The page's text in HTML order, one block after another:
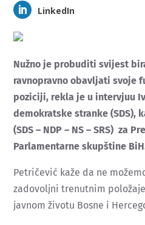
LinkedIn
Nužno je probuditi svijest
ravnopravno obavljati svoje
poziciji, rekla je u intervjuu
demokratske stranke (SDS),
(SDS – NDP – NS – SRS) za
Parlamentarne skupštine
Petričević kaže da ne
zadovoljni trenutnim
javnom životu Bosne i